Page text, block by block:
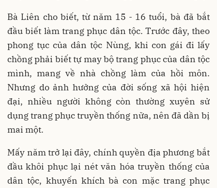
Bà Liên cho biết, từ năm 15 - 16 tuổi, bà đã bắt
đầu biết làm trang phục dân tộc. Trước đây, theo
phong tục của dân tộc Nùng, khi con gái đi lấy
chồng phải biết tự may bộ trang phục của dân tộc
mình, mang về nhà chồng làm của hồi môn.
Nhưng do ảnh hưởng của đời sống xã hội hiện
đại, nhiều người không còn thường xuyên sử
dụng trang phục truyền thống nữa, nên đã dần bị
mai một.
Mấy năm trở lại đây, chính quyền địa phương bắt
đầu khôi phục lại nét văn hóa truyền thống của
dân tộc, khuyến khích bà con mặc trang phục